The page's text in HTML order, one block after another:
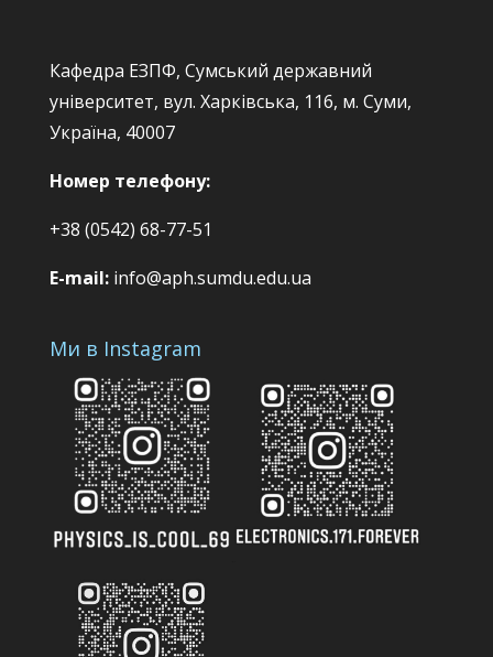
Кафедра ЕЗПФ, Сумський державний
університет, вул. Харківська, 116, м. Суми,
Україна, 40007
Номер телефону:
+38 (0542) 68-77-51
E-mail:info@aph.sumdu.edu.ua
Ми в Instagram